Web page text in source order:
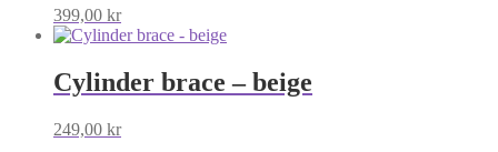
399,00 kr
Cylinder brace – beige
249,00 kr